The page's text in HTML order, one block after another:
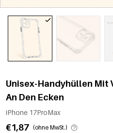
Unisex-Handyhüllen Mit
An Den Ecken
iPhone 17ProMax
€1,87 (ohne MwSt.)